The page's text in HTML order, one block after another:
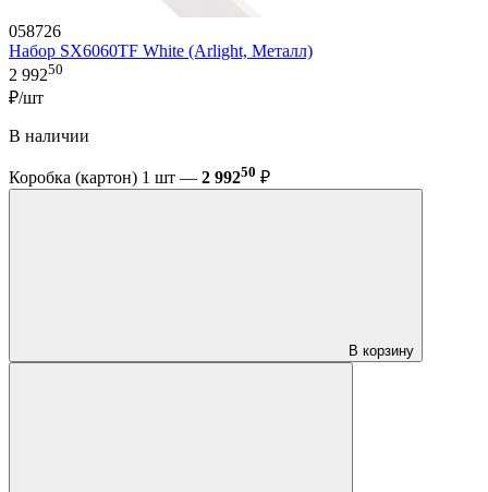
058726
Набор SX6060TF White (Arlight, Металл)
2 99250
₽/шт
В наличии
Коробка (картон) 1 шт — 2 99250 ₽
В корзину